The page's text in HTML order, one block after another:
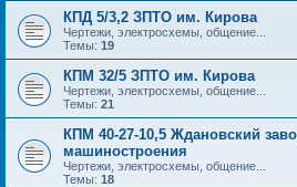
КПД 5/3,2 ЗПТО им. Кирова
Чертежи, электросхемы, общение...
Темы: 19
КПМ 32/5 ЗПТО им. Кирова
Чертежи, электросхемы, общение...
Темы: 21
КПМ 40-27-10,5 Ждановский
машиностроения
Чертежи, электросхемы, общение...
Темы: 18